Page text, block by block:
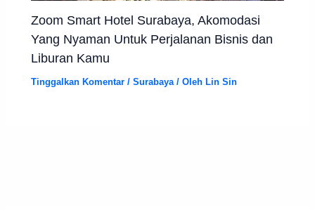
Zoom Smart Hotel Surabaya, Akomodasi
Yang Nyaman Untuk Perjalanan Bisnis dan
Liburan Kamu
Tinggalkan Komentar /Surabaya/ Oleh Lin Sin